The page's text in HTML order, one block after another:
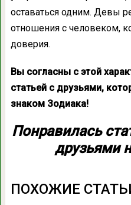
оставаться одним. Девы
отношения с человеком,
доверия.
Вы согласны с этой
статьей с друзьями,
знаком Зодиака!
Понравилась
друзьями
ПОХОЖИЕ